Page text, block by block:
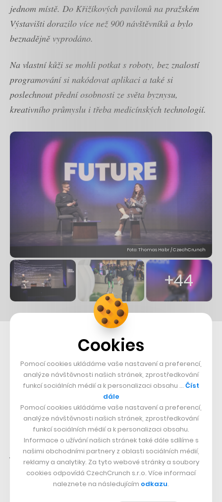
jednom místě. Do Křižíkových pavilonů na pražském
Výstavišti dorazilo více než 900 návštěvníků a bylo
beznadějně vyprodáno.
Na vlastní kůži se mohli potkat s roboty, bez znalostí
programování si nakódovat aplikaci a také si
poslechnout přední osobnosti ze světa byznysu,
kreativního průmyslu i třeba medicínských technologií.
Foto: Thomas Habr / CzechCrunch
+44
„Do budoucna nás možná čeká nepodmíněný příjem,
ale mít peníze za nic nás totálně zabije. Z hlediska
sebehodnoty je to strašné. Potřebujeme symbolicky
ulovit zvěř a nakrmit se. Práci prostě potřebujeme pro
svůj seberozvoj,“ je přesvědčen Petr Mára, který na
YouTube a sociálních sítích oslovuje statisíce lidí a sám
o sobě říká, že většinu svého života tráví pozorováním,
jak technologie mění člověka.
Nástup AI do profesního života přirovnává k jízdě v
Cookies
Pomocí cookies ukládáme vaše nastavení a preferencí,
analýze návštěvnosti našich stránek, zprostředkování
funkcí sociálních médií a k personalizaci obsahu … Číst
dále
Pomocí cookies ukládáme vaše nastavení a preferencí,
analýze návštěvnosti našich stránek, zprostředkování
funkcí sociálních médií a k personalizaci obsahu.
Informace o užívání našich stránek také dále sdílíme s
našimi obchodními partnery z oblasti sociálních médií,
reklamy a analytiky. Za tyto webové stránky a soubory
cookies odpovídá CzechCrunch s.r.o. Více informací
naleznete na následujícím odkazu.